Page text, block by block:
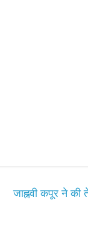
जाह्नवी कपूर ने